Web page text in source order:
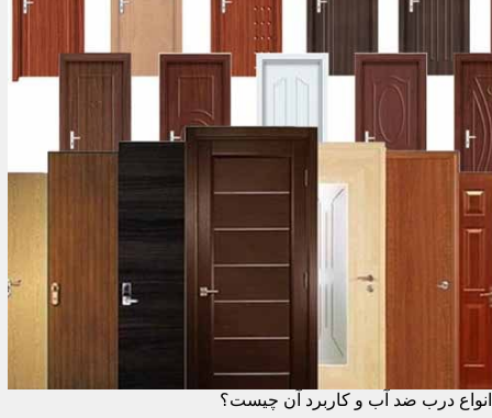
انواع درب ضد آب و کاربرد آن چیست؟